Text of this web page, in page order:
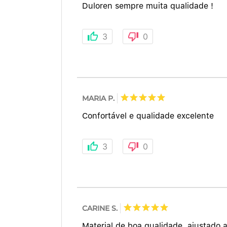
Duloren sempre muita qualidade !
3 0
MARIA P.
Confortável e qualidade excelente
3 0
CARINE S.